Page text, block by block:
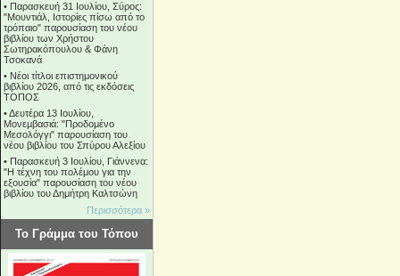
• Παρασκευή 31 Ιουλίου, Σύρος:
"Μουντιάλ, Ιστορίες πίσω από το
τρόπαιο" παρουσίαση του νέου
βιβλίου των Χρήστου
Σωτηρακόπουλου & Φάνη
Τσοκανά
• Νέοι τίτλοι επιστημονικού
βιβλίου 2026, από τις εκδόσεις
ΤΟΠΟΣ
•Δευτέρα 13 Ιουλίου,
Μονεμβασιά: "Προδομένο
Μεσολόγγι" παρουσίαση του
νέου βιβλίου του Σπύρου Αλεξίου
• Παρασκευή 3 Ιουλίου, Γιάννενα:
"Η τέχνη του πολέμου για την
εξουσία" παρουσίαση του νέου
βιβλίου του Δημήτρη Καλτσώνη
Περισσότερα »
Το Γράμμα του Τόπου